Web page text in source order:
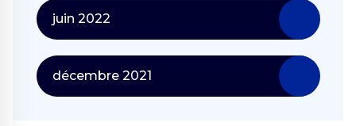
juin 2022
décembre 2021